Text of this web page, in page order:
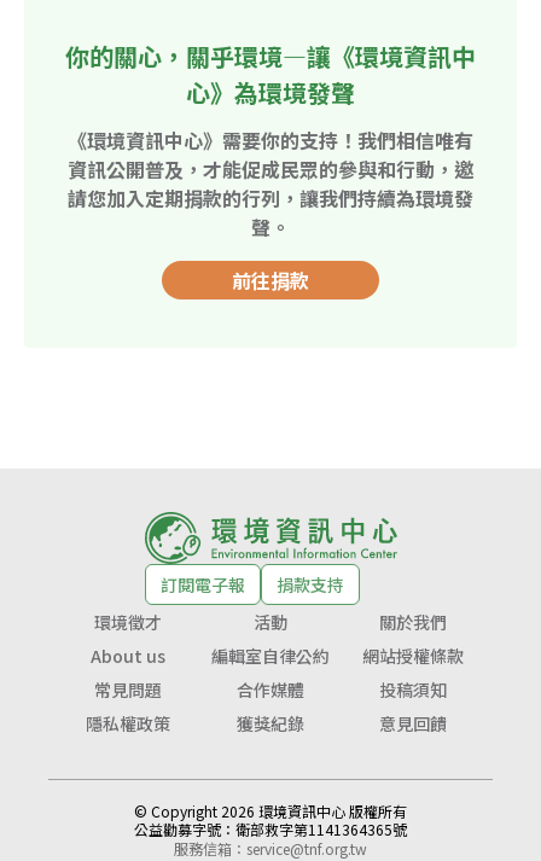
你的關心，關乎環境—讓《環境資訊中
心》為環境發聲
《環境資訊中心》需要你的支持！我們相信唯有
資訊公開普及，才能促成民眾的參與和行動，邀
請您加入定期捐款的行列，讓我們持續為環境發
聲。
前往捐款
訂閱電子報
捐款支持
環境徵才
活動
關於我們
About us
編輯室自律公約
網站授權條款
常見問題
合作媒體
投稿須知
隱私權政策
獲獎紀錄 意見回饋
© Copyright 2026 環境資訊中心 版權所有
公益勸募字號： 衛部救字第1141364365號
服務信箱： service@tnf.org.tw